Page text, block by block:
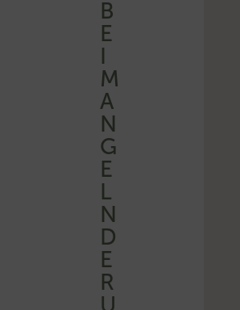
B
E
I
M
A
N
G
E
L
N
D
E
R